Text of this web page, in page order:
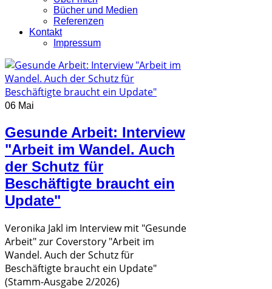
Bücher und Medien
Referenzen
Kontakt
Impressum
06 Mai
Gesunde Arbeit: Interview
"Arbeit im Wandel. Auch
der Schutz für
Beschäftigte braucht ein
Update"
Veronika Jakl im Interview mit "Gesunde
Arbeit" zur Coverstory "Arbeit im
Wandel. Auch der Schutz für
Beschäftigte braucht ein Update"
(Stamm-Ausgabe 2/2026)